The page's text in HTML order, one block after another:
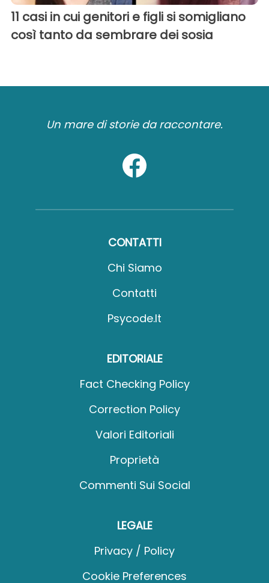
11 casi in cui genitori e figli si somigliano
così tanto da sembrare dei sosia
Un mare di storie da raccontare.
CONTATTI
Chi Siamo
Contatti
Psycode.it
EDITORIALE
Fact Checking Policy
Correction Policy
Valori Editoriali
Proprietà
Commenti Sui Social
LEGALE
Privacy / Policy
Cookie Preferences